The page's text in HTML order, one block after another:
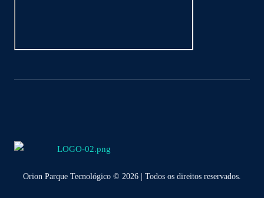
Orion Parque Tecnológico © 2026 | Todos os direitos reservados.